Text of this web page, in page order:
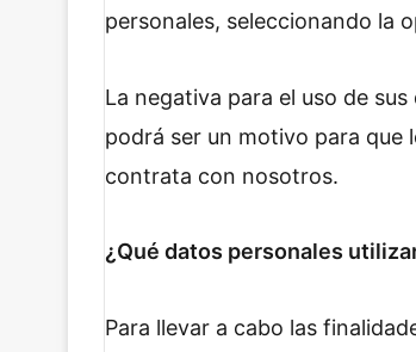
personales, seleccionando la
La negativa para el uso de
podrá ser un motivo para que
contrata con nosotros.
¿Qué datos personales
Para llevar a cabo las